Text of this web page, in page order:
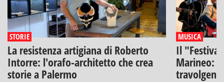
STORIE
La resistenza artigiana di Roberto
Intorre: l'orafo-architetto che crea
storie a Palermo
MUSICA
Il
Marineo: